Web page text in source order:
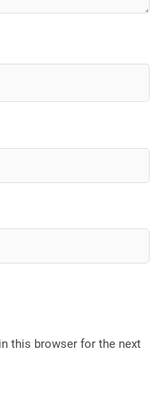
this browser for the next